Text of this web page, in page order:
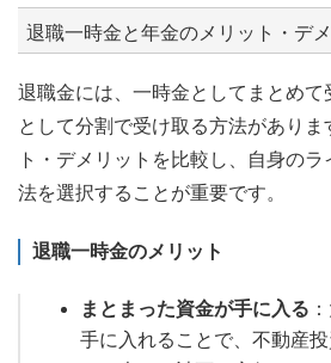
退職一時金と年金のメリット・デ
退職金には、一時金としてまとめて
として分割で受け取る方法がありま
ト・デメリットを比較し、自身の
法を選択することが重要です。
退職一時金のメリット
まとまった資金が手に入る
手に入れることで、不動産